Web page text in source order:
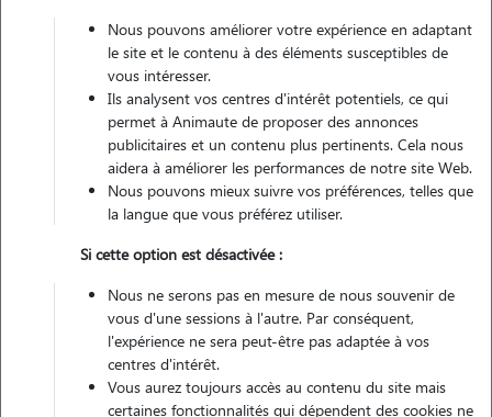
Pas d'animaux Appartement
Véhiculé
Gardes réalisées
Contacter
L'envoi d'une demande est sans engagement
Nous pouvons améliorer votre expérience en adaptant
le site et le contenu à des éléments susceptibles de
vous intéresser.
Ils analysent vos centres d'intérêt potentiels, ce qui
permet à Animaute de proposer des annonces
publicitaires et un contenu plus pertinents. Cela nous
aidera à améliorer les performances de notre site Web.
Nous pouvons mieux suivre vos préférences, telles que
la langue que vous préférez utiliser.
Si cette option est désactivée :
Nous ne serons pas en mesure de nous souvenir de
vous d'une sessions à l'autre. Par conséquent,
l'expérience ne sera peut-être pas adaptée à vos
centres d'intérêt.
Vous aurez toujours accès au contenu du site mais
certaines fonctionnalités qui dépendent des cookies ne